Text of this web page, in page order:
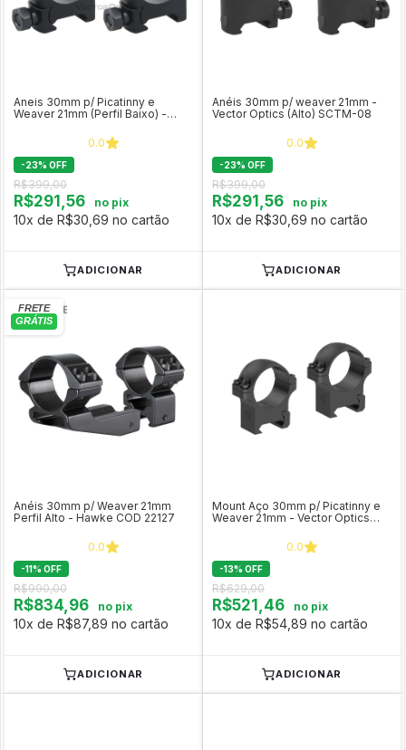
Aneis 30mm p/ Picatinny e
Weaver 21mm (Perfil Baixo) -
0.0
-23% OFF
R$399,00
R$291,56 no pix
10x de R$30,69 no cartão
ADICIONAR
Anéis 30mm p/ weaver 21mm -
Vector Optics (Alto) SCTM-08
0.0
-23% OFF
R$399,00
R$291,56 no pix
10x de R$30,69 no cartão
ADICIONAR
Anéis 30mm p/ Weaver 21mm
Perfil Alto - Hawke COD 22127
0.0
-11% OFF
R$990,00
R$834,96 no pix
10x de R$87,89 no cartão
ADICIONAR
Mount Aço 30mm p/ Picatinny e
Weaver 21mm - Vector Optics
0.0
-13% OFF
R$629,00
R$521,46 no pix
10x de R$54,89 no cartão
ADICIONAR